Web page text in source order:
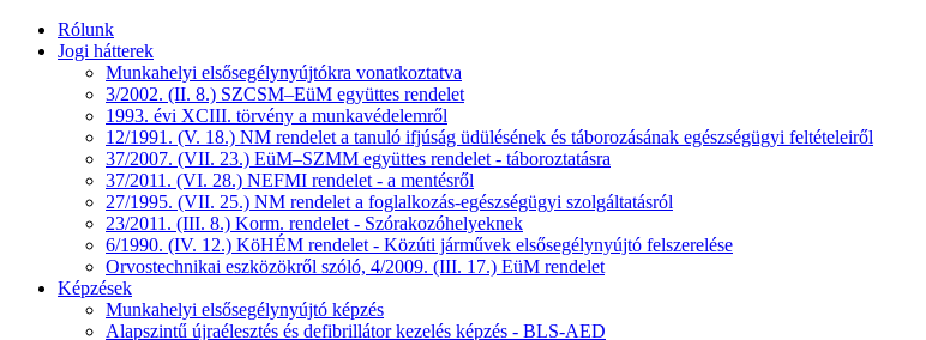
Rólunk
Jogi hátterek
Munkahelyi elsősegélynyújtókra vonatkoztatva
3/2002. (II. 8.) SZCSM–EüM együttes rendelet
1993. évi XCIII. törvény a munkavédelemről
12/1991. (V. 18.) NM rendelet a tanuló ifjúság üdülésének és táborozásának egészségügyi feltételeiről
37/2007. (VII. 23.) EüM–SZMM együttes rendelet - táboroztatásra
37/2011. (VI. 28.) NEFMI rendelet - a mentésről
27/1995. (VII. 25.) NM rendelet a foglalkozás-egészségügyi szolgáltatásról
23/2011. (III. 8.) Korm. rendelet - Szórakozóhelyeknek
6/1990. (IV. 12.) KöHÉM rendelet - Közúti járművek elsősegélynyújtó felszerelése
Orvostechnikai eszközökről szóló, 4/2009. (III. 17.) EüM rendelet
Képzések
Munkahelyi elsősegélynyújtó képzés
Alapszintű újraélesztés és defibrillátor kezelés képzés - BLS-AED